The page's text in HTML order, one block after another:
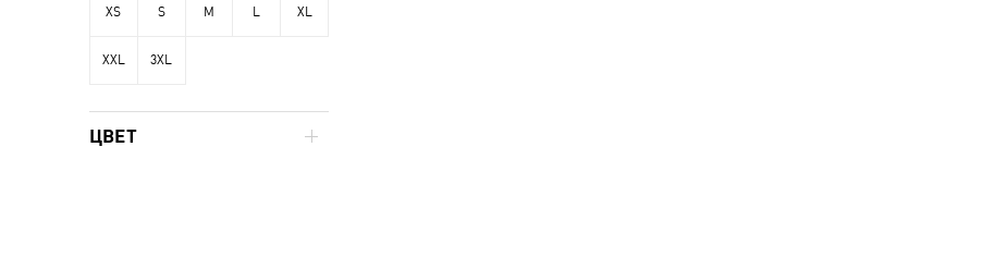
XS S M L XL
XXL 3XL
ЦВЕТ